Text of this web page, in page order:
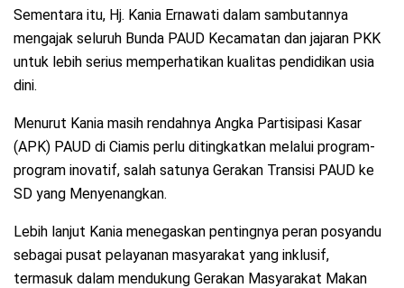
Sementara itu, Hj. Kania Ernawati dalam sambutannya
mengajak seluruh Bunda PAUD Kecamatan dan jajaran PKK
untuk lebih serius memperhatikan kualitas pendidikan usia
dini.
Menurut Kania masih rendahnya Angka Partisipasi Kasar
(APK) PAUD di Ciamis perlu ditingkatkan melalui program-
program inovatif, salah satunya Gerakan Transisi PAUD ke
SD yang Menyenangkan.
Lebih lanjut Kania menegaskan pentingnya peran posyandu
sebagai pusat pelayanan masyarakat yang inklusif,
termasuk dalam mendukung Gerakan Masyarakat Makan